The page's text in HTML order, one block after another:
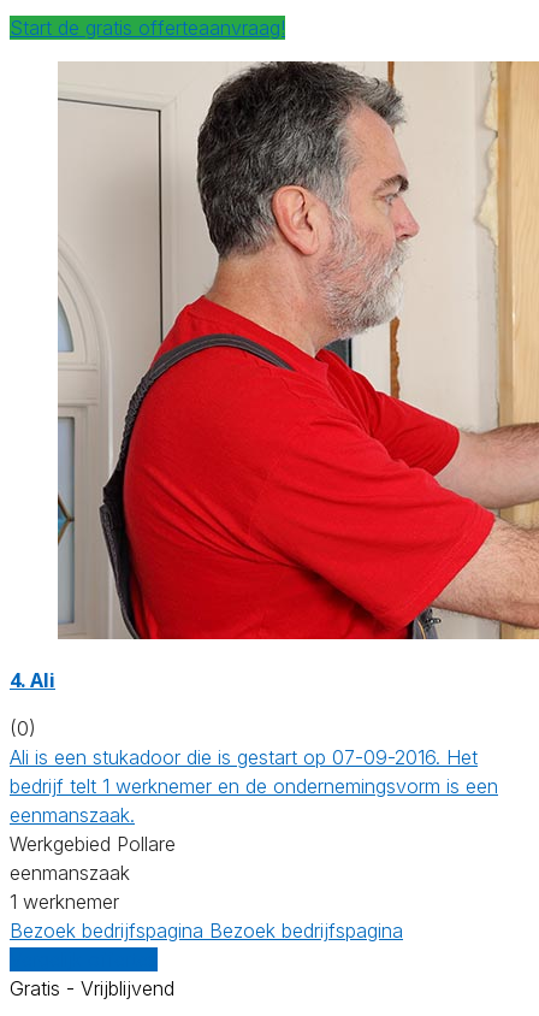
Start de gratis offerteaanvraag!
4. Ali
(0)
Ali is een stukadoor die is gestart op 07-09-2016. Het
bedrijf telt 1 werknemer en de ondernemingsvorm is een
eenmanszaak.
Werkgebied Pollare
eenmanszaak
1 werknemer
Bezoek bedrijfspagina Bezoek bedrijfspagina
Gratis - Vrijblijvend